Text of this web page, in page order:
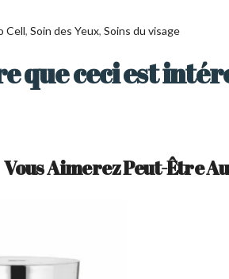
Cell, Soin des Yeux, Soins du visage
que ceci est
Vous Aimerez Peut-Être